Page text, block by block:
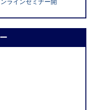
ラインセミナー開